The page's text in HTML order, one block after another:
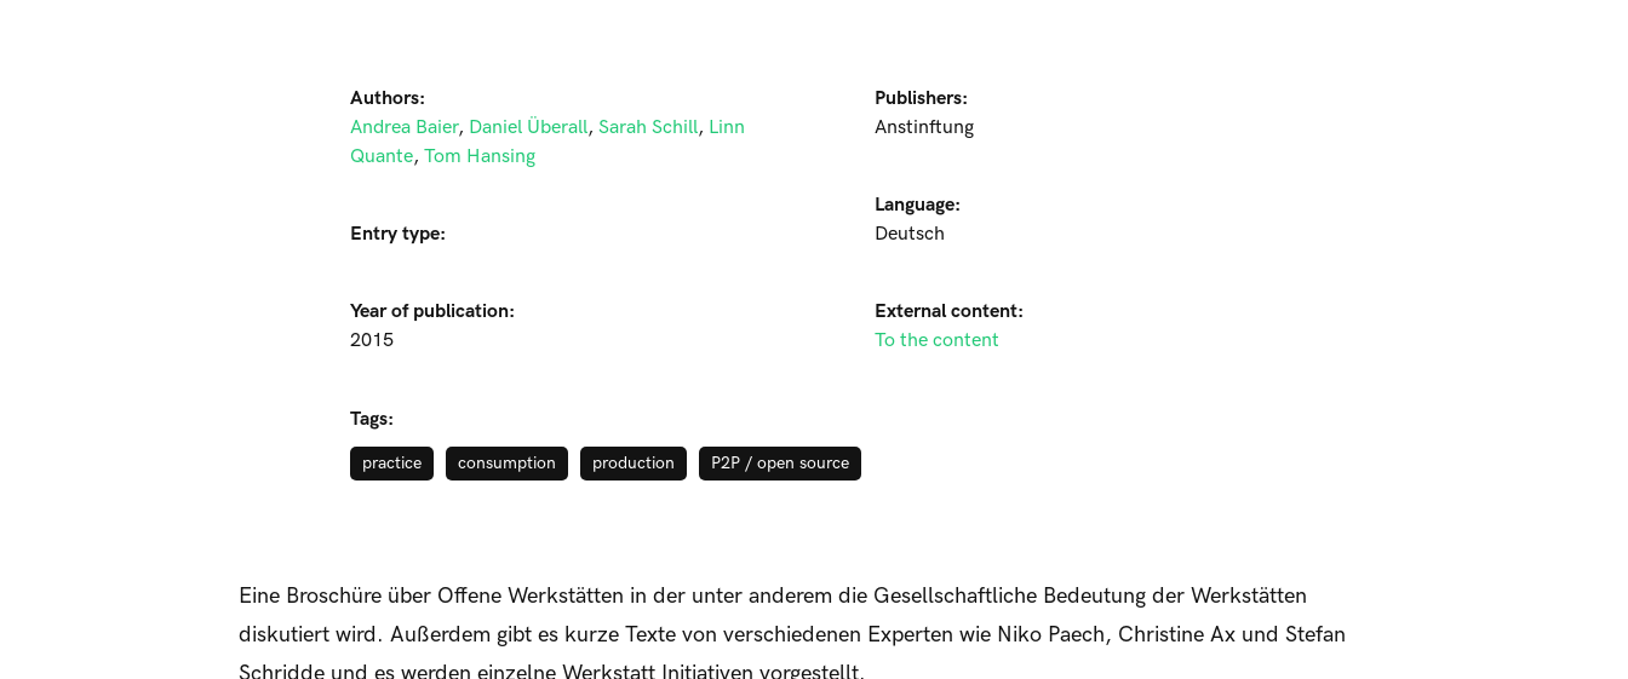
Authors:
Andrea Baier, Daniel Überall, Sarah Schill, Linn
Quante, Tom Hansing
Entry type:
Year of publication:
2015
Publishers:
Anstinftung
Language:
Deutsch
External content:
To the content
Tags:
practice consumption production P2P / open source
Eine Broschüre über Offene Werkstätten in der unter anderem die Gesellschaftliche Bedeutung der Werkstätten
diskutiert wird. Außerdem gibt es kurze Texte von verschiedenen Experten wie Niko Paech, Christine Ax und Stefan
Schridde und es werden einzelne Werkstatt Initiativen vorgestellt.